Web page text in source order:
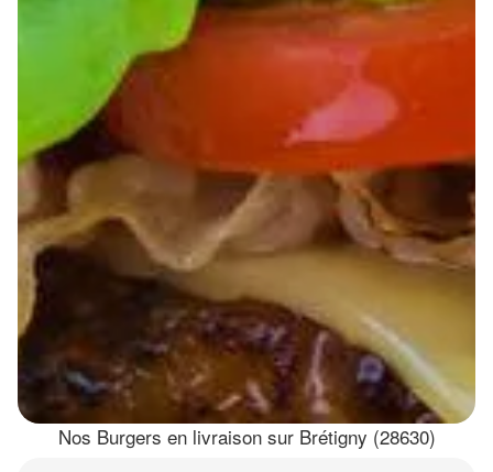
Nos Burgers en livraison sur Brétigny (28630)